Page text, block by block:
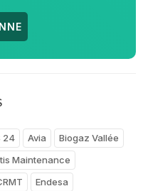
24 Avia
Biogaz Vallée
Maintenance
Endesa